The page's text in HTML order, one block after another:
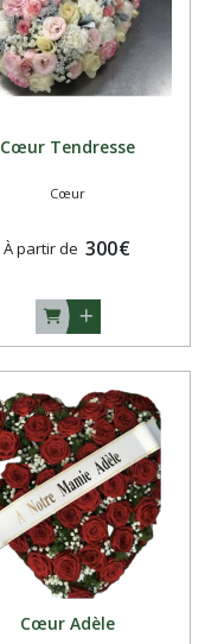
Cœur Tendresse
Cœur
À partir de 300€
Cœur Adèle